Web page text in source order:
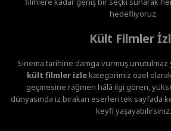
hedefliyoruz.
Kült Filmler
Sinema tarihine damga vurmuş unutulmaz
kült filmler izlekategorimiz özel olarak
geçmesine rağmen hâlâ ilgi gören,
dünyasında iz bırakan eserleri tek sayfada
keyfi yaşayabilirsiniz.